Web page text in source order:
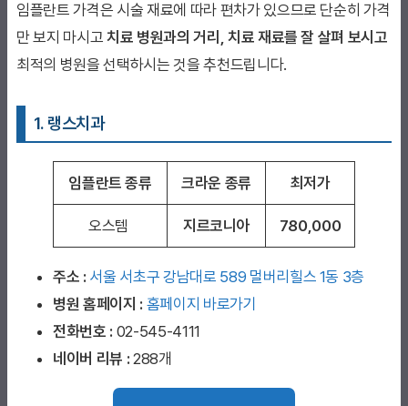
임플란트 가격은 시술 재료에 따라 편차가 있으므로 단순히 가격
만 보지 마시고 치료 병원과의 거리, 치료 재료를 잘 살펴 보시고
최적의 병원을 선택하시는 것을 추천드립니다.
1. 랭스치과
임플란트 종류 크라운 종류 최저가
오스템 지르코니아 780,000
주소 : 서울 서초구 강남대로 589 멀버리힐스 1동 3층
병원 홈페이지 : 홈페이지 바로가기
전화번호 : 02-545-4111
네이버 리뷰 : 288개